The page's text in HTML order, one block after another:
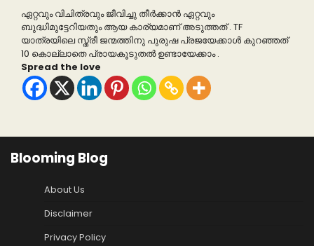
ഏറ്റവും വിചിത്രവും ജീവിച്ചു തീർക്കാൻ ഏറ്റവും
ബുദ്ധിമുട്ടേറിയതും ആയ കാര്യമാണ് അടുത്തത് . TF
യാത്രയിലെ സ്ത്രീ ജന്മത്തിനു പുരുഷ പ്രജയേക്കാൾ കുറഞ്ഞത്
10 കൊല്ലാതെ പ്രായകൂടുതൽ ഉണ്ടായേക്കാം .
Spread the love
Blooming Blog
About Us
Disclaimer
Privacy Policy